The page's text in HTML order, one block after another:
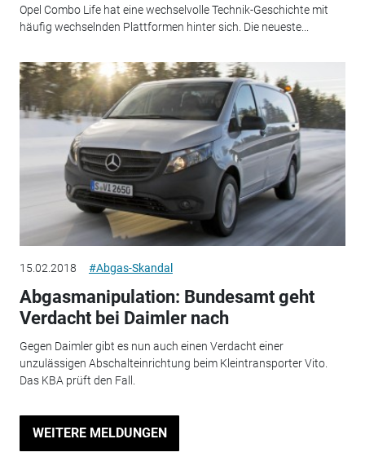
Opel Combo Life hat eine wechselvolle Technik-Geschichte mit
häufig wechselnden Plattformen hinter sich. Die neueste...
15.02.2018 #Abgas-Skandal
Abgasmanipulation: Bundesamt geht
Verdacht bei Daimler nach
Gegen Daimler gibt es nun auch einen Verdacht einer
unzulässigen Abschalteinrichtung beim Kleintransporter Vito.
Das KBA prüft den Fall.
WEITERE MELDUNGEN